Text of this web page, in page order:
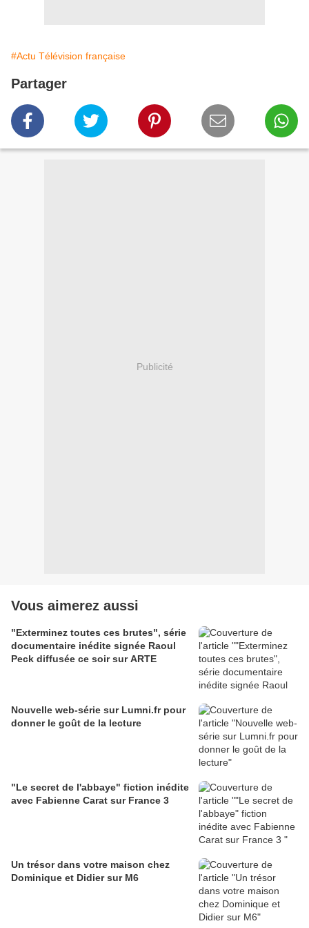
#Actu Télévision française
Partager
Publicité
Vous aimerez aussi
"Exterminez toutes ces brutes", série
documentaire inédite signée Raoul
Peck diffusée ce soir sur ARTE
Nouvelle web-série sur Lumni.fr pour
donner le goût de la lecture
"Le secret de l'abbaye" fiction inédite
avec Fabienne Carat sur France 3
Un trésor dans votre maison chez
Dominique et Didier sur M6